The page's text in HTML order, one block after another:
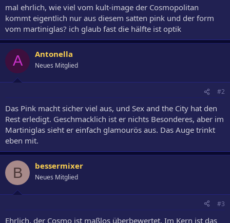
r
mal ehrlich, wie viel vom kult-image der Cosmopolitan
kommt eigentlich nur aus diesem satten pink und der form
vom martiniglas? ich glaub fast die hälfte ist optik
A Antonella
Neues Mitglied
#2
Das Pink macht sicher viel aus, und Sex and the City hat den
Rest erledigt. Geschmacklich ist er nichts Besonderes, aber im
Martiniglas sieht er einfach glamourös aus. Das Auge trinkt
eben mit.
B bessermixer
Neues Mitglied
#3
Ehrlich, der Cosmo ist maßlos überbewertet. Im Kern ist das